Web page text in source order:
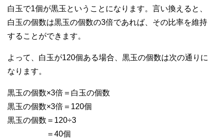
白玉で1個が黒玉ということになります。言い換えると、
白玉の個数は黒玉の個数の3倍であれば、その比率を維持
することができます。
よって、白玉が120個ある場合、黒玉の個数は次の通りに
なります。
黒玉の個数×3倍＝白玉の個数
黒玉の個数×3倍＝120個
黒玉の個数＝120÷3
＝40個